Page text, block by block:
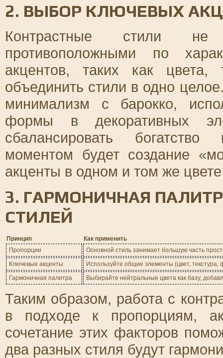
2. ВЫБОР КЛЮЧЕВЫХ
Контрастные стили
противоположными по
акцентов, таких как
объединить стили в одно
минимализм с барокко,
формы в декоративных
сбалансировать
моментом будет создание
акценты в одном и том же
3. ГАРМОНИЧНАЯ
СТИЛЕЙ
Принцип
Как применить
Пропорции
Основной стиль занимает большую часть
Ключевые акценты
Используйте общие элементы (цвет,
Гармоничная палитра
Выбирайте нейтральные цвета как базу,
Таким образом, работа с
в подходе к пропорциям,
сочетание этих факторов
два разных стиля будут